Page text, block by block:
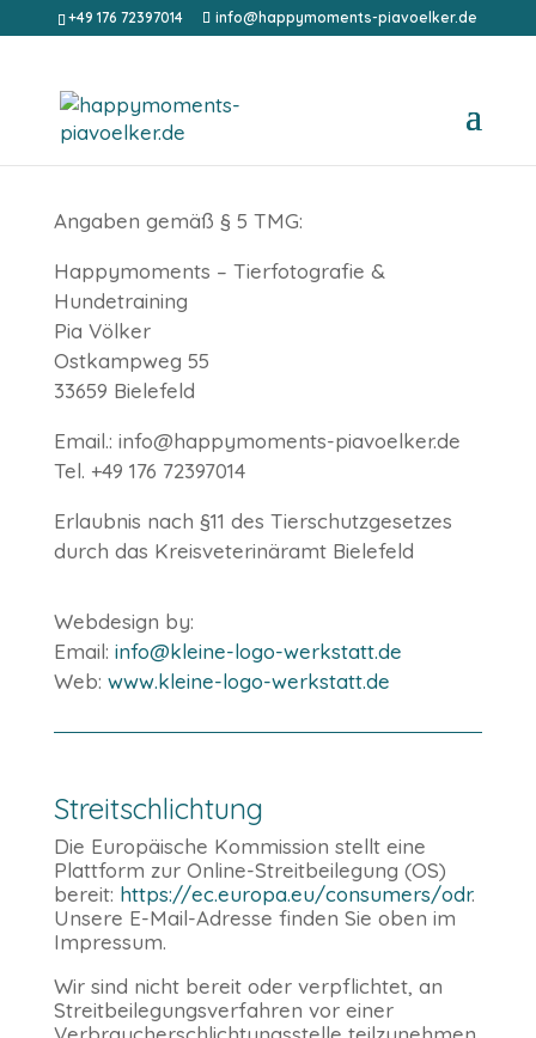
+49 176 72397014 info@happymoments-piavoelker.de
IMPRESSUM
Angaben gemäß § 5 TMG:
Happymoments – Tierfotografie &
Hundetraining
Pia Völker
Ostkampweg 55
33659 Bielefeld
Email.: info@happymoments-piavoelker.de
Tel. +49 176 72397014
Erlaubnis nach §11 des Tierschutzgesetzes
durch das Kreisveterinäramt Bielefeld
Webdesign by:
Email: info@kleine-logo-werkstatt.de
Web: www.kleine-logo-werkstatt.de
Streitschlichtung
Die Europäische Kommission stellt eine
Plattform zur Online-Streitbeilegung (OS)
bereit: https://ec.europa.eu/consumers/odr.
Unsere E-Mail-Adresse finden Sie oben im
Impressum.
Wir sind nicht bereit oder verpflichtet, an
Streitbeilegungsverfahren vor einer